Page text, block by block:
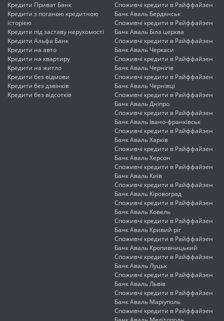
Кредити Приват Банк
Кредити з поганою кредитною
історією
Кредити під заставу нерухомості
Кредити Альфа Банк
Кредити на авто
Кредити на квартиру
Кредити на житло
Кредити без відмови
Кредити без дзвінків
Кредити без відсотків
Споживчі кредити в Райффайзен
Банк Аваль Бердянськ
Споживчі кредити в Райффайзен
Банк Аваль Біла церква
Споживчі кредити в Райффайзен
Банк Аваль Черкаси
Споживчі кредити в Райффайзен
Банк Аваль Чернігів
Споживчі кредити в Райффайзен
Банк Аваль Чернівці
Споживчі кредити в Райффайзен
Банк Аваль Дніпро
Споживчі кредити в Райффайзен
Банк Аваль Івано-франківськ
Споживчі кредити в Райффайзен
Банк Аваль Харків
Споживчі кредити в Райффайзен
Банк Аваль Херсон
Споживчі кредити в Райффайзен
Банк Аваль Київ
Споживчі кредити в Райффайзен
Банк Аваль Кіровоград
Споживчі кредити в Райффайзен
Банк Аваль Ковель
Споживчі кредити в Райффайзен
Банк Аваль Кривий ріг
Споживчі кредити в Райффайзен
Банк Аваль Кропивницький
Споживчі кредити в Райффайзен
Банк Аваль Луцьк
Споживчі кредити в Райффайзен
Банк Аваль Львів
Споживчі кредити в Райффайзен
Банк Аваль Маріуполь
Споживчі кредити в Райффайзен